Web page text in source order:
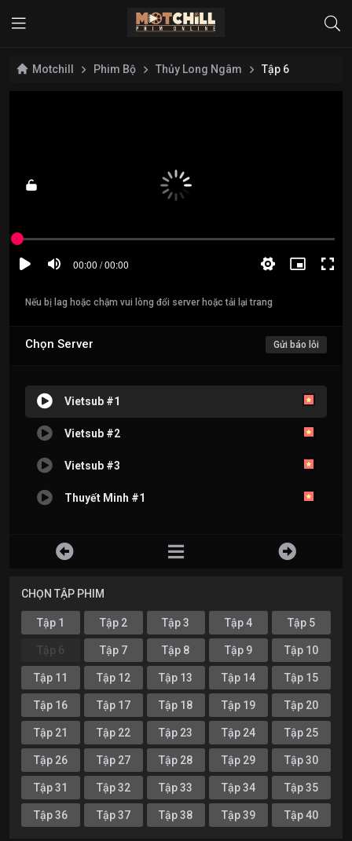
Motchill Phim Bộ Thủy Long Ngâm Tập 6
Nếu bị lag hoặc chậm vui lòng đổi server hoặc tải lại trang
Chọn Server Gửi báo lỗi
Vietsub #1
Vietsub #2
Vietsub #3
Thuyết Minh #1
CHỌN TẬP PHIM
Tập 1 Tập 2 Tập 3 Tập 4 Tập 5
Tập 6 Tập 7 Tập 8 Tập 9 Tập 10
Tập 11 Tập 12 Tập 13 Tập 14 Tập 15
Tập 16 Tập 17 Tập 18 Tập 19 Tập 20
Tập 21 Tập 22 Tập 23 Tập 24 Tập 25
Tập 26 Tập 27 Tập 28 Tập 29 Tập 30
Tập 31 Tập 32 Tập 33 Tập 34 Tập 35
Tập 36 Tập 37 Tập 38 Tập 39 Tập 40